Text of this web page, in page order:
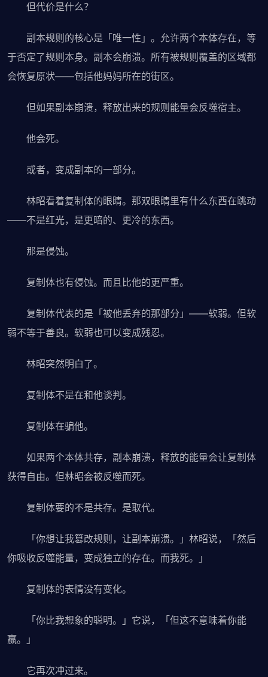
但代价是什么？
副本规则的核心是「唯一性」。允许两个本体存在，等
于否定了规则本身。副本会崩溃。所有被规则覆盖的区域都
会恢复原状——包括他妈妈所在的街区。
但如果副本崩溃，释放出来的规则能量会反噬宿主。
他会死。
或者，变成副本的一部分。
林昭看着复制体的眼睛。那双眼睛里有什么东西在跳动
——不是红光，是更暗的、更冷的东西。
那是侵蚀。
复制体也有侵蚀。而且比他的更严重。
复制体代表的是「被他丢弃的那部分」——软弱。但软
弱不等于善良。软弱也可以变成残忍。
林昭突然明白了。
复制体不是在和他谈判。
复制体在骗他。
如果两个本体共存，副本崩溃，释放的能量会让复制体
获得自由。但林昭会被反噬而死。
复制体要的不是共存。是取代。
「你想让我篡改规则，让副本崩溃。」林昭说，「然后
你吸收反噬能量，变成独立的存在。而我死。」
复制体的表情没有变化。
「你比我想象的聪明。」它说，「但这不意味着你能
赢。」
它再次冲过来。